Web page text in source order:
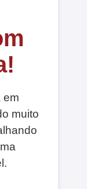
em
muito